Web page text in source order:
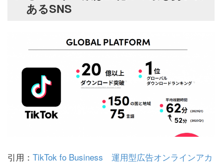
あるSNS
引用： TikTok fo Business 運用型広告オンラインアカ